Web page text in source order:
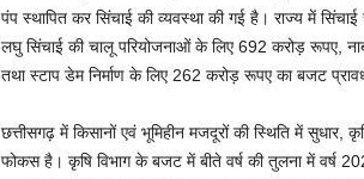
पंप स्थापित कर सिंचाई की व्यवस्था की गई है। राज्य में
लघु सिंचाई की चालू परियोजनाओं के लिए 692 करोड़ रूपए,
तथा स्टाप डेम निर्माण के लिए 262 करोड़ रूपए का बजट
छत्तीसगढ़ में किसानों एवं भूमिहीन मजदूरों की स्थिति में सुधार,
फोकस है। कृषि विभाग के बजट में बीते वर्ष की तुलना में वर्ष